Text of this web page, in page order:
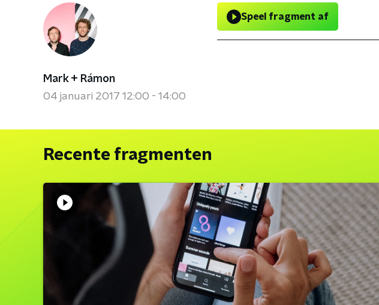
Mark + Rámon
04 januari 2017 12:00 - 14:00
Speel fragment af
Recente fragmenten